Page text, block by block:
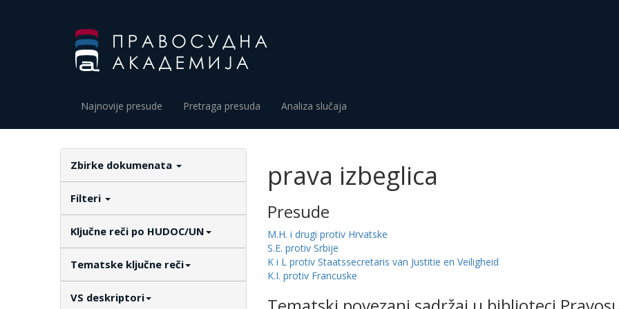
Najnovije presude Pretraga presuda Analiza slučaja
Zbirke dokumenata
Filteri
Ključne reči po HUDOC/UN
Tematske ključne reči
VS deskriptori
prava izbeglica
Presude
M.H. i drugi protiv Hrvatske
S.E. protiv Srbije
K i L protiv Staatssecretaris van Justitie en Veiligheid
K.I. protiv Francuske